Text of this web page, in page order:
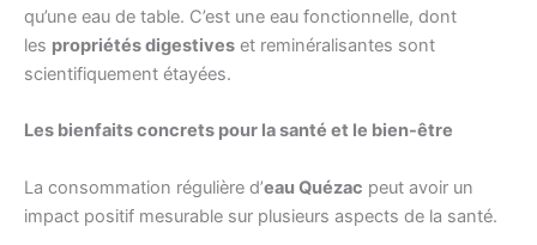
qu’une eau de table. C’est une eau fonctionnelle, dont
les propriétés digestives et reminéralisantes sont
scientifiquement étayées.
Les bienfaits concrets pour la santé et le bien-être
La consommation régulière d’eau Quézac peut avoir un
impact positif mesurable sur plusieurs aspects de la santé.